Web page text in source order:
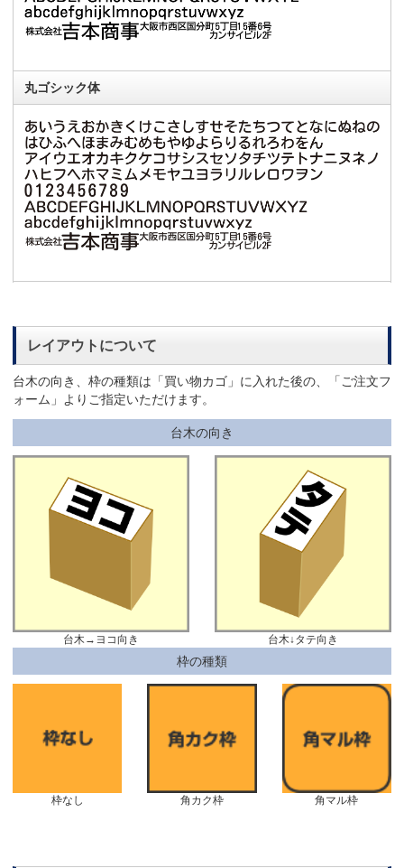
丸ゴシック体
レイアウトについて
台木の向き、枠の種類は「買い物カゴ」に入れた後の、「ご注文フ
ォーム」よりご指定いただけます。
台木の向き
台木→ヨコ向き 台木↓タテ向き
枠の種類
枠なし 角カク枠 角マル枠